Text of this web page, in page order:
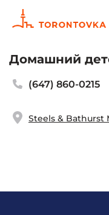
Домашний
(647) 860-0215
Steels & Bathurst